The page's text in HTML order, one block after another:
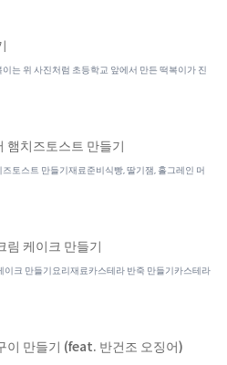
는 위 사진처럼 초등학교 앞에서 만든 떡복이가 진
햄치즈토스트 만들기
토스트 만들기재료준비식빵, 딸기잼, 홀그레인 머
림 케이크 만들기
이크 만들기요리재료카스테라 반죽 만들기카스테라
이 만들기 (feat. 반건조 오징어)